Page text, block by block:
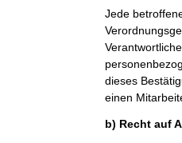
Jede
dieses
einen
b) Recht auf